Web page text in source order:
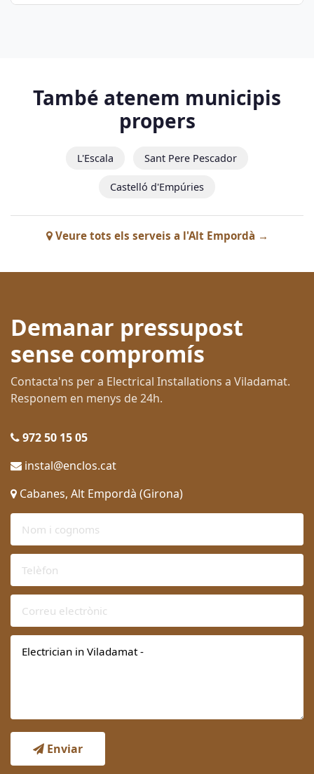
També atenem municipis
propers
L'Escala Sant Pere Pescador
Castelló d'Empúries
Veure tots els serveis a l'Alt Empordà →
Demanar pressupost
sense compromís
Contacta'ns per a Electrical Installations a Viladamat.
Responem en menys de 24h.
972 50 15 05
instal@enclos.cat
Cabanes, Alt Empordà (Girona)
Enviar